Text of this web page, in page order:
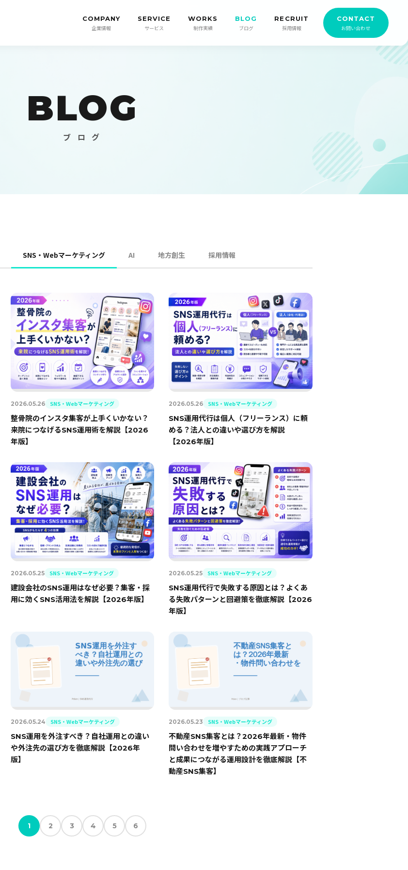
COMPANY
企業情報
SERVICE
サービス
WORKS
制作実績
BLOG
ブログ
RECRUIT
採用情報
CONTACT
お問い合わせ
BLOG
ブ ロ グ
SNS・Webマーケティング AI 地方創生 採用情報
2026.05.26 SNS・Webマーケティング
整骨院のインスタ集客が上手くいかない？
来院につなげるSNS運用術を解説【2026
年版】
2026.05.26 SNS・Webマーケティング
SNS運用代行は個人（フリーランス）に頼
める？法人との違いや選び方を解説
【2026年版】
2026.05.25 SNS・Webマーケティング
建設会社のSNS運用はなぜ必要？集客・採
用に効くSNS活用法を解説【2026年版】
2026.05.25 SNS・Webマーケティング
SNS運用代行で失敗する原因とは？よくあ
る失敗パターンと回避策を徹底解説【2026
年版】
2026.05.24 SNS・Webマーケティング
SNS運用を外注すべき？自社運用との違い
や外注先の選び方を徹底解説【2026年
版】
2026.05.23 SNS・Webマーケティング
不動産SNS集客とは？2026年最新・物件
問い合わせを増やすための実践アプローチ
と成果につながる運用設計を徹底解説【不
動産SNS集客】
1 2 3 4 5 6